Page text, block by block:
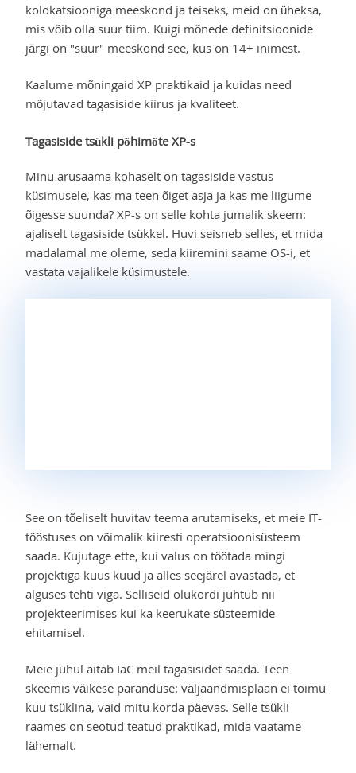
kolokatsiooniga meeskond ja teiseks, meid on üheksa,
mis võib olla suur tiim. Kuigi mõnede definitsioonide
järgi on "suur" meeskond see, kus on 14+ inimest.
Kaalume mõningaid XP praktikaid ja kuidas need
mõjutavad tagasiside kiirus ja kvaliteet.
Tagasiside tsükli põhimõte XP-s
Minu arusaama kohaselt on tagasiside vastus
küsimusele, kas ma teen õiget asja ja kas me liigume
õigesse suunda? XP-s on selle kohta jumalik skeem:
ajaliselt tagasiside tsükkel. Huvi seisneb selles, et mida
madalamal me oleme, seda kiiremini saame OS-i, et
vastata vajalikele küsimustele.
See on tõeliselt huvitav teema arutamiseks, et meie IT-
tööstuses on võimalik kiiresti operatsioonisüsteem
saada. Kujutage ette, kui valus on töötada mingi
projektiga kuus kuud ja alles seejärel avastada, et
alguses tehti viga. Selliseid olukordi juhtub nii
projekteerimises kui ka keerukate süsteemide
ehitamisel.
Meie juhul aitab IaC meil tagasisidet saada. Teen
skeemis väikese paranduse: väljaandmisplaan ei toimu
kuu tsüklina, vaid mitu korda päevas. Selle tsükli
raames on seotud teatud praktikad, mida vaatame
lähemalt.